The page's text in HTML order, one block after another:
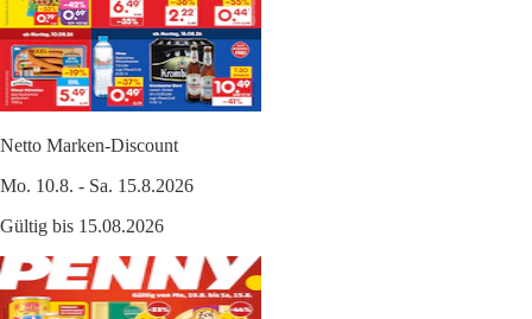
Netto Marken-Discount
Mo. 10.8. - Sa. 15.8.2026
Gültig bis 15.08.2026